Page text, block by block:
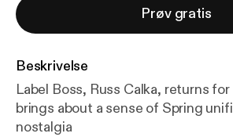
Prøv gratis
Beskrivelse
Label Boss, Russ Calka, returns
brings about a sense of Spring
nostalgia